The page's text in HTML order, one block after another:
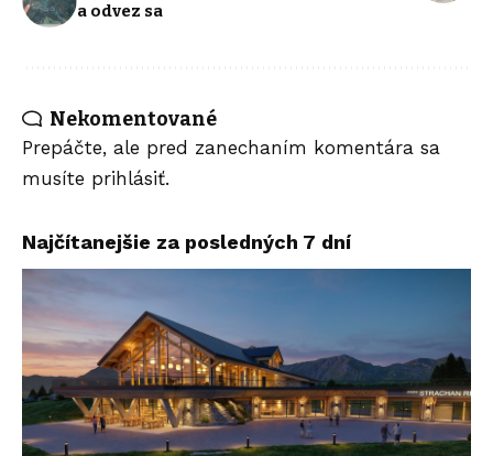
a odvez sa
Nekomentované
Prepáčte, ale pred zanechaním komentára sa
musíte prihlásiť.
Najčítanejšie za posledných 7 dní